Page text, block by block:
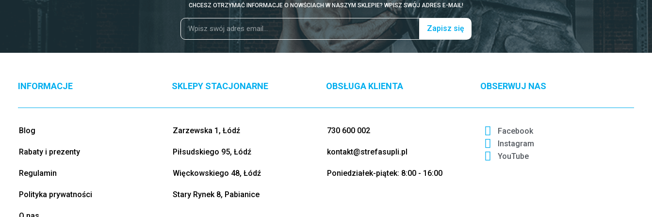
CHCESZ OTRZYMAĆ INFORMACJE O NOWŚCIACH W NASZYM SKLEPIE? WPISZ SWÓJ ADRES E-MAIL!
Zapisz się
INFORMACJE
Blog
Rabaty i prezenty
Regulamin
Polityka prywatności
SKLEPY STACJONARNE
Zarzewska 1, Łódź
Piłsudskiego 95, Łódź
Więckowskiego 48, Łódź
Stary Rynek 8, Pabianice
OBSŁUGA KLIENTA
730 600 002
kontakt@strefasupli.pl
Poniedziałek-piątek: 8:00 - 16:00
OBSERWUJ NAS
Facebook
Instagram
YouTube